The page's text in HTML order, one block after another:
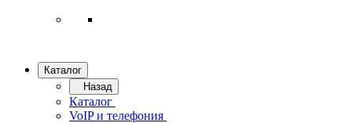
Каталог
Назад
Каталог
VoIP и телефония